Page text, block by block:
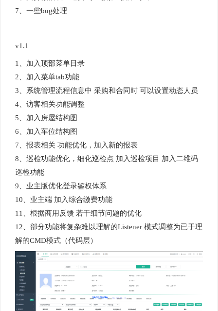
7、一些bug处理
v1.1
1、加入顶部菜单目录
2、加入菜单tab功能
3、系统管理流程信息中 采购和合同时 可以设置动态人员
4、访客相关功能调整
5、加入房屋结构图
6、加入车位结构图
7、报表相关 功能优化，加入新的报表
8、巡检功能优化，细化巡检点 加入巡检项目 加入二维码
巡检功能
9、业主版优化登录鉴权体系
10、业主端 加入综合缴费功能
11、根据商用反馈 若干细节问题的优化
12、部分功能将复杂难以理解的Listener 模式调整为已于理
解的CMD模式（代码层）